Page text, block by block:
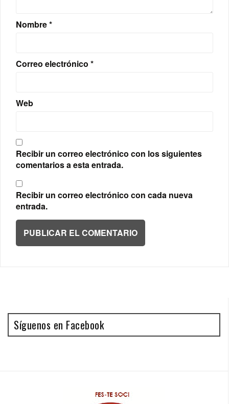
Nombre*
Correo electrónico *
Web
Recibir un correo electrónico con los siguientes
comentarios a esta entrada.
Recibir un correo electrónico con cada nueva
entrada.
Síguenos en Facebook